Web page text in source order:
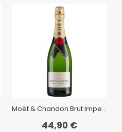
Moët & Chandon Brut Imperial
44,90 €